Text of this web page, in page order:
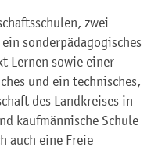
zwei
sonderpädagogisches
Lernen sowie einer
und ein technisches,
des Landkreises in
kaufmännische Schule
auch eine Freie